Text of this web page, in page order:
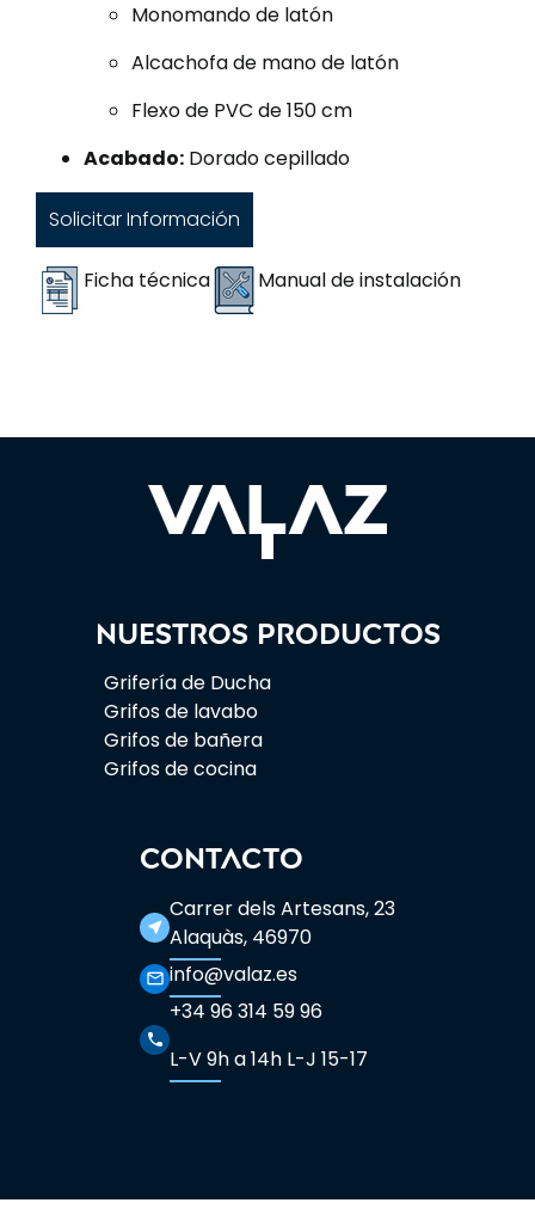
Monomando de latón
Alcachofa de mano de latón
Flexo de PVC de 150 cm
Acabado: Dorado cepillado
Solicitar Información
Ficha técnica Manual de instalación
Nuestros productos
Grifería de Ducha
Grifos de lavabo
Grifos de bañera
Grifos de cocina
CONTACTO
near_me
Carrer dels Artesans, 23
Alaquàs, 46970
mail_outline info@valaz.es
phone
+34 96 314 59 96
L-V 9h a 14h L-J 15-17